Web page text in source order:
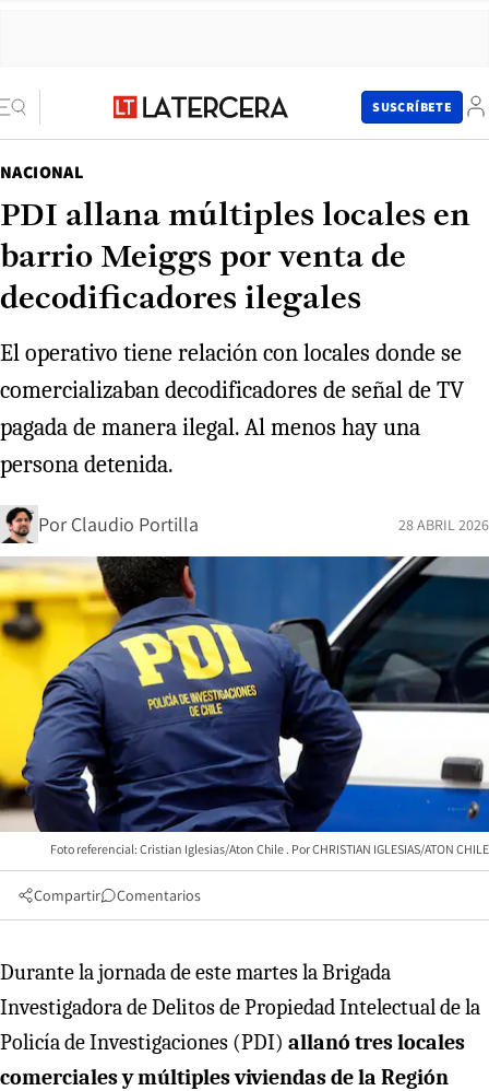
SUSCRÍBETE
NACIONAL
PDI allana múltiples locales en
barrio Meiggs por venta de
decodificadores ilegales
El operativo tiene relación con locales donde se
comercializaban decodificadores de señal de TV
pagada de manera ilegal. Al menos hay una
persona detenida.
Por Claudio Portilla 28 ABRIL 2026
Foto referencial: Cristian Iglesias/Aton Chile CHRISTIAN IGLESIAS/ATON CHILE
Compartir Comentarios
Durante la jornada de este martes la Brigada
Investigadora de Delitos de Propiedad Intelectual de la
Policía de Investigaciones (PDI) allanó tres locales
comerciales y múltiples viviendas de la Región